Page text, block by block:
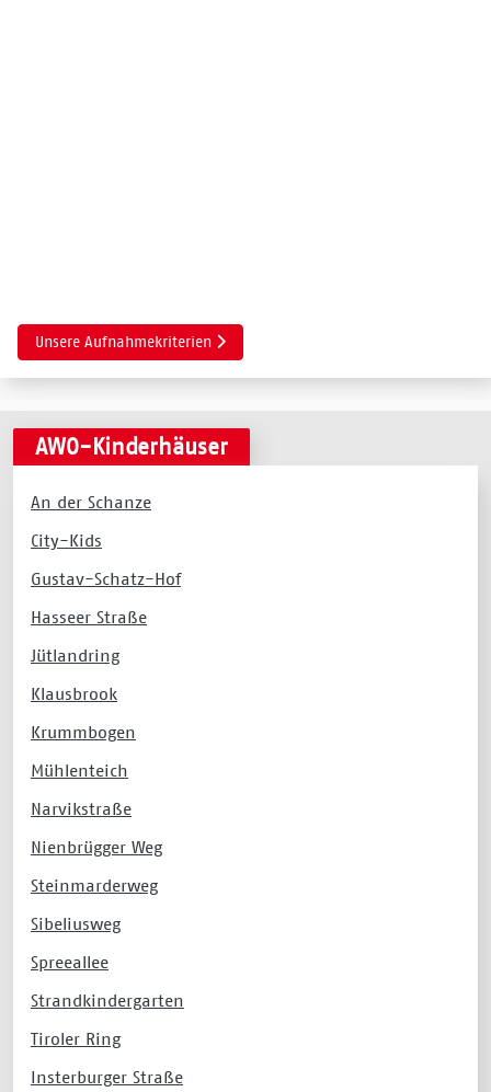
Nächster Beitrag: Unsere Aufnahmekriterien
Unsere Aufnahmekriterien
AWO-Kinderhäuser
An der Schanze
City-Kids
Gustav-Schatz-Hof
Hasseer Straße
Jütlandring
Klausbrook
Krummbogen
Mühlenteich
Narvikstraße
Nienbrügger Weg
Steinmarderweg
Sibeliusweg
Spreeallee
Strandkindergarten
Tiroler Ring
Insterburger Straße